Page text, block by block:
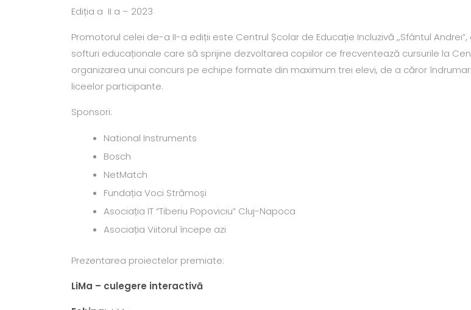
Ediția a II a – 2023
Promotorul celei de-a II-a ediții este Centrul Școlar de Educație Incluzivă ,,Sfântul
softuri educaționale care să sprijine dezvoltarea copiilor ce frecventează cursurile la
organizarea unui concurs pe echipe formate din maximum trei elevi, de a căror
liceelor participante.
Sponsori:
National Instruments
Bosch
NetMatch
Fundația Voci Strămoși
Asociația IT “Tiberiu Popoviciu” Cluj-Napoca
Asociația Viitorul începe azi
Prezentarea proiectelor premiate:
LiMa – culegere interactivă